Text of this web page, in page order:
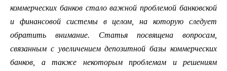
коммерческих банков стало важной проблемой банковской
и финансовой системы в целом, на которую следует
обратить внимание. Статья посвящена вопросам,
связанным с увеличением депозитной базы коммерческих
банков, а также некоторым проблемам и решениям